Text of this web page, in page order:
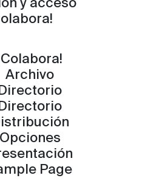
y acceso
Archivo
Directorio
Directorio
Opciones
Page